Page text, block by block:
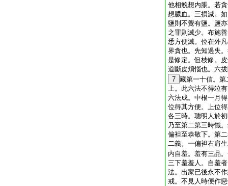
他相貌想内脹。若
想膿血。三損滅。
鹽則不覺有鹽。鹽
之罪則滅少。布施
悉方便滅。位在外
界貪也。先知過失
是修定。但枝修。
道斷皮煩惱也。六
7 藏第一十信。
上。此六法不得竝
六法成。中根一月
位得其方便。上位
各三時。聰明人於
乃至第二第三時懺
偏袒至恭敬下。第
二義。一偏袒右肩
内自羞。羞有三品
三下羞羞人。自羞
法。出家已後永不
戒。不見人時便作